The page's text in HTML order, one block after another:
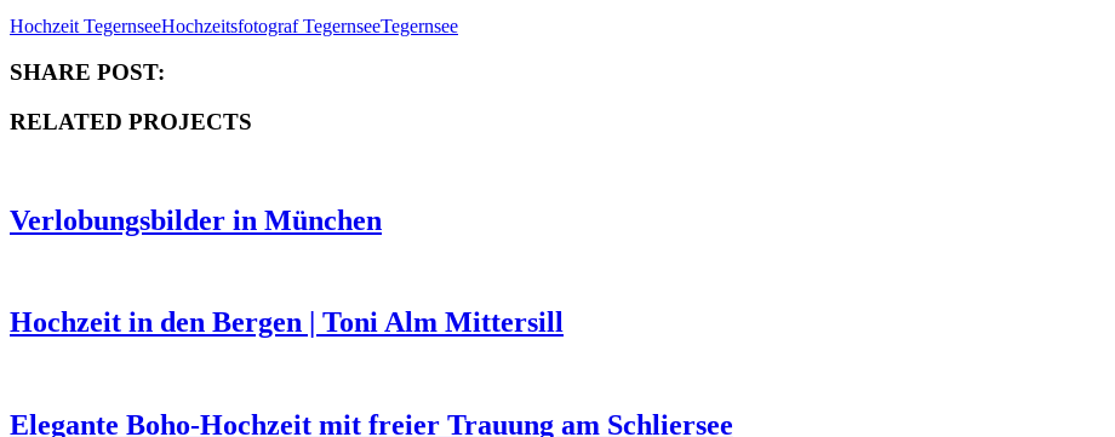
Hochzeit TegernseeHochzeitsfotograf TegernseeTegernsee
SHARE POST:
RELATED PROJECTS
Verlobungsbilder in München
Hochzeit in den Bergen | Toni Alm Mittersill
Elegante Boho-Hochzeit mit freier Trauung am Schliersee